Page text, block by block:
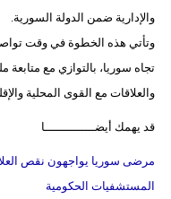
والإدارية ضمن الدولة السورية.
وتأتي هذه الخطوة في وقت تواصل
تجاه سوريا، بالتوازي مع متابعة
والعلاقات مع القوى المحلية
قد يهمك أيضــــــــــــــا
مرضى سوريا يواجهون نقص
المستشفيات الحكومية